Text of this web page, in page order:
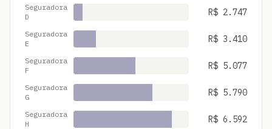
Seguradora
D
R$ 2.747
Seguradora
E
R$ 3.410
Seguradora
F
R$ 5.077
Seguradora
G
R$ 5.790
Seguradora
H
R$ 6.592